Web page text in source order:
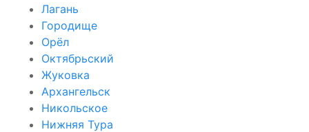
Лагань
Городище
Орёл
Октябрьский
Жуковка
Архангельск
Никольское
Нижняя Тура